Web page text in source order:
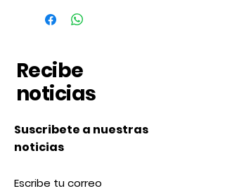
Recibe
noticias
Suscribete a nuestras
noticias